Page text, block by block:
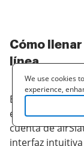
Cómo
línea
Encontrar
electrónica
cuenta de
interfaz
We use cookies
experience,
cooperating with